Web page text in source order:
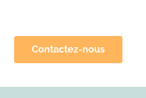
Contactez-nous